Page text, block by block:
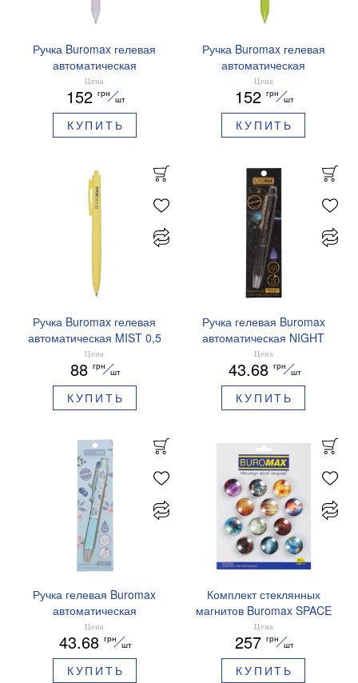
Ручка Buromax гелевая
автоматическая
PRESTIGE SILVER 0,5 мм
синие чернила BM.83102
Цена
152 грн
шт
КУПИТЬ
Ручка Buromax гелевая
автоматическая
PRESTIGE GOLD 0,5 мм
синие чернила BM.83101
Цена
152 грн
шт
КУПИТЬ
Ручка Buromax гелевая
автоматическая MIST 0,5
мм синие чернила
BM.83103
Цена
88 грн
шт
КУПИТЬ
Ручка гелевая Buromax
автоматическая NIGHT
SKY ZODIAC 0.5 мм
ароматизированный грипп
синие чернила BM.8379-
01
Цена
43.68 грн
шт
КУПИТЬ
Ручка гелевая Buromax
автоматическая
ARABESKI 0.5 мм
ароматизированный грипп
синие чернила в блистере
BM.8379-02
Цена
43.68 грн
шт
КУПИТЬ
Комплект стеклянных
магнитов Buromax SPACE
12 шт 30 мм BM.0048
Цена
257 грн
шт
КУПИТЬ